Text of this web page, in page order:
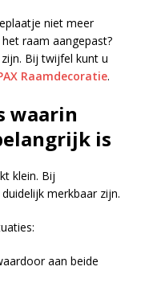
niet meer
raam aangepast?
Bij twijfel kunt u
Raamdecoratie.
waarin
is
klein. Bij
merkbaar zijn.
aan beide